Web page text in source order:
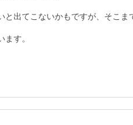
出てこないかもですが、そこま
す。